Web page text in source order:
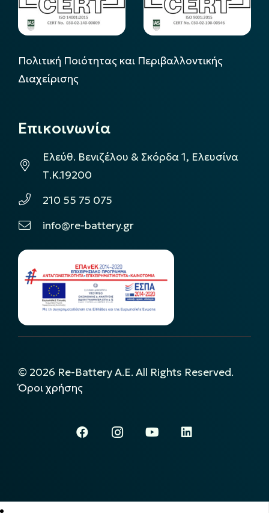
Πολιτική Ποιότητας και Περιβαλλοντικής
Διαχείρισης
Επικοινωνία
Ελεύθ. Βενιζέλου & Σκόρδα 1, Ελευσίνα
Τ.Κ.19200
210 55 75 075
info@re-battery.gr
© 2026 Re-Battery A.E. All Rights Reserved.
Όροι χρήσης